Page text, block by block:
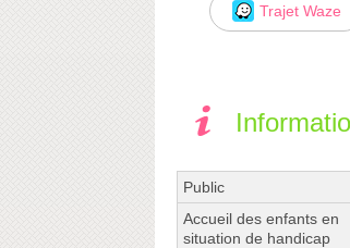
Trajet Waze
Public
Accueil des enfants en
situation de handicap